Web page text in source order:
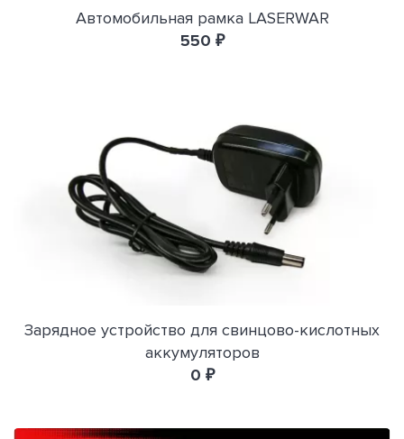
Автомобильная рамка LASERWAR
550 ₽
Зарядное устройство для свинцово-кислотных
аккумуляторов
0 ₽